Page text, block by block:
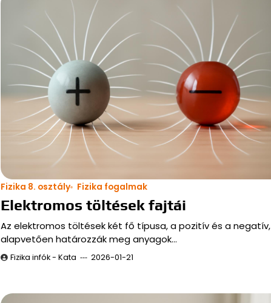
Fizika 8. osztály Fizika fogalmak
Elektromos töltések fajtái
Az elektromos töltések két fő típusa, a pozitív és a negatív,
alapvetően határozzák meg anyagok…
Fizika infók - Kata 2026-01-21